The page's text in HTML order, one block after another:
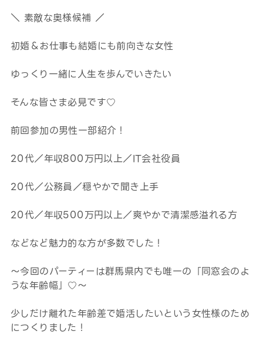
＼ 素敵な奥様候補 ／
初婚＆お仕事も結婚にも前向きな女性
ゆっくり一緒に人生を歩んでいきたい
そんな皆さま必見です♡
前回参加の男性一部紹介！
20代／年収800万円以上／IT会社役員
20代／公務員／穏やかで聞き上手
20代／年収500万円以上／爽やかで清潔感溢れる方
などなど魅力的な方が多数でした！
～今回のパーティーは群馬県内でも唯一の「同窓会のよ
うな年齢幅」♡～
少しだけ離れた年齢差で婚活したいという女性様のため
につくりました！